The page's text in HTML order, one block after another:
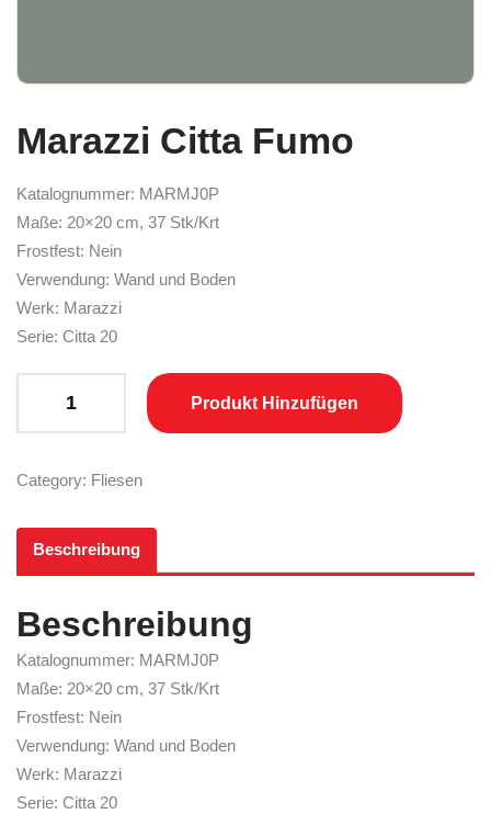
Marazzi Citta Fumo
Katalognummer: MARMJ0P
Maße: 20×20 cm, 37 Stk/Krt
Frostfest: Nein
Verwendung: Wand und Boden
Werk: Marazzi
Serie: Citta 20
Marazzi Citta Fumo quantity
Produkt Hinzufügen
Category: Fliesen
Beschreibung
Beschreibung
Katalognummer: MARMJ0P
Maße: 20×20 cm, 37 Stk/Krt
Frostfest: Nein
Verwendung: Wand und Boden
Werk: Marazzi
Serie: Citta 20